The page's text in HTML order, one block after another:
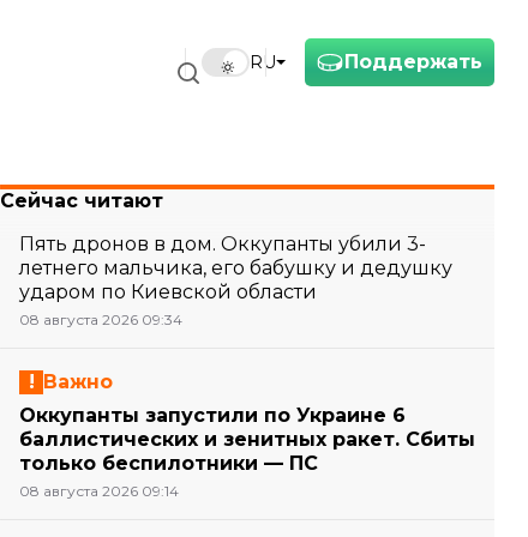
Поддержать
RU
Сейчас читают
Пять дронов в дом. Оккупанты убили 3-
летнего мальчика, его бабушку и дедушку
ударом по Киевской области
08 августа 2026 09:34
Важно
Оккупанты запустили по Украине 6
баллистических и зенитных ракет. Сбиты
только беспилотники — ПС
08 августа 2026 09:14